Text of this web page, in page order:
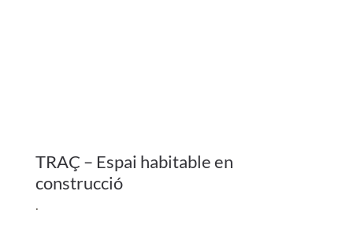
TRAÇ – Espai habitable en
construcció
.